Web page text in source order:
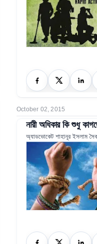
October 02, 2015
নারী অধিকার কি শুধু
অ্যাডভোকেট শাহানূর ইসলাম